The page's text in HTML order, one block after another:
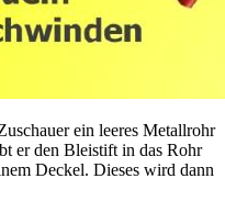
ein leeres Metallrohr
er den Bleistift in das Rohr
Deckel. Dieses wird dann